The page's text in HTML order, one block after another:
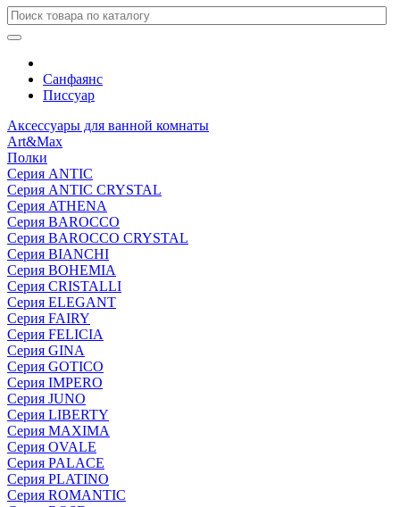
Санфаянс
Писсуар
Аксессуары для ванной комнаты
Art&Max
Полки
Серия ANTIC
Серия ANTIC CRYSTAL
Серия ATHENA
Серия BAROCCO
Серия BAROCCO CRYSTAL
Серия BIANCHI
Серия BOHEMIA
Серия CRISTALLI
Серия ELEGANT
Серия FAIRY
Серия FELICIA
Серия GINA
Серия GOTICO
Серия IMPERO
Серия JUNO
Серия LIBERTY
Серия MAXIMA
Серия OVALE
Серия PALACE
Серия PLATINO
Серия ROMANTIC